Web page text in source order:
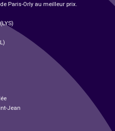
Paris-Orly au meilleur prix.
Jean